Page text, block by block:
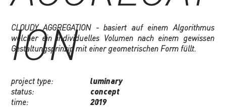
project type:
status:
time:
luminary
concept
2019
ION
CLOUDY AGGREGATION - basiert auf einem Algorithmus
welcher ein individuelles Volumen nach einem gewissen
Gestaltungsprinzip mit einer geometrischen Form füllt.